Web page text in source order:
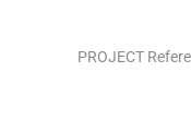
PROJECT